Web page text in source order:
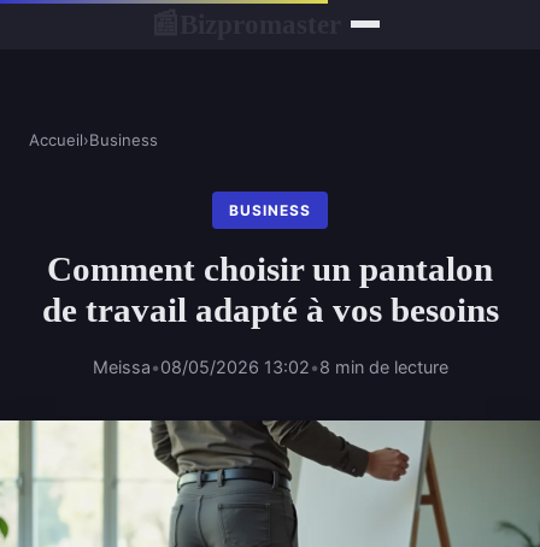
Accueil›Business
BUSINESS
Comment choisir un pantalon
de travail adapté à vos besoins
Meissa•08/05/2026 13:02•8 min de lecture